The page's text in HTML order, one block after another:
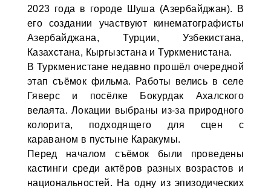
2023 года в городе Шуша (Азербайджан). В
его создании участвуют кинематографисты
Азербайджана, Турции, Узбекистана,
Казахстана, Кыргызстана и Туркменистана.
В Туркменистане недавно прошёл очередной
этап съёмок фильма. Работы велись в селе
Гяверс и посёлке Бокурдак Ахалского
велаята. Локации выбраны из-за природного
колорита, подходящего для сцен с
караваном в пустыне Каракумы.
Перед началом съёмок были проведены
кастинги среди актёров разных возрастов и
национальностей. На одну из эпизодических